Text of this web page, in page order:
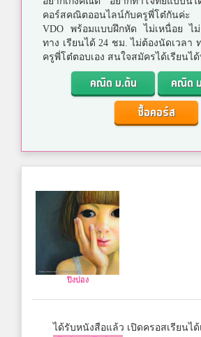
คอร์สคณิตออนไลน์กับครูพี่โต๋กันค่
VDO พร้อมแบบฝึกหัด ไม่เหนื่อย ไ
ทาง เรียนได้ 24 ชม. ไม่ต้องนัดเวลา
ครูพี่โต๋ตอบเอง สนใจสมัครได้เรียนไ
คณิต ม.ต้น
คณิต
ซื้อคอร์ส
ปิงปอง
ได้รับหนังสือแล้ว เปิดครอสเรียนได้